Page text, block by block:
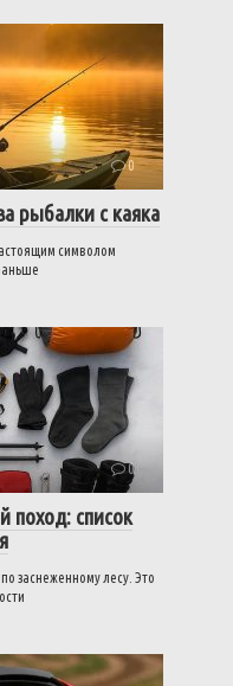
0
рыбалки с каяка
символом
0
поход: список
заснеженному лесу. Это